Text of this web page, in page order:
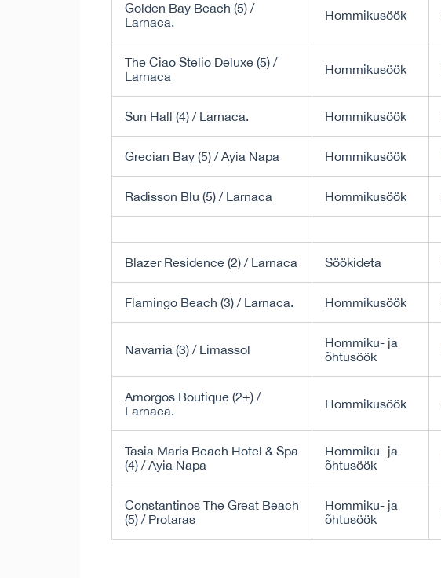
Golden Bay Beach (5) /
Larnaca.
Hommikusöök
The Ciao Stelio Deluxe (5) /
Larnaca
Hommikusöök
Sun Hall (4) / Larnaca. Hommikusöök
Grecian Bay (5) / Ayia Napa Hommikusöök
Radisson Blu (5) / Larnaca Hommikusöök
Blazer Residence (2) / Larnaca Söökideta
Flamingo Beach (3) / Larnaca. Hommikusöök
Navarria (3) / Limassol
Hommiku- ja
õhtusöök
Amorgos Boutique (2+) /
Larnaca.
Hommikusöök
Tasia Maris Beach Hotel & Spa
(4) / Ayia Napa
Hommiku- ja
õhtusöök
Constantinos The Great Beach
(5) / Protaras
Hommiku- ja
õhtusöök